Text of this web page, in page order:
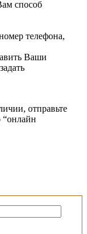
способ
телефона,
Ваши
отправьте